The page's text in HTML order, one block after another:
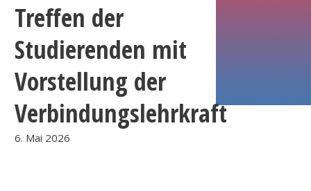
Treffen der
Studierenden mit
Vorstellung der
Verbindungslehrkraft
6. Mai 2026